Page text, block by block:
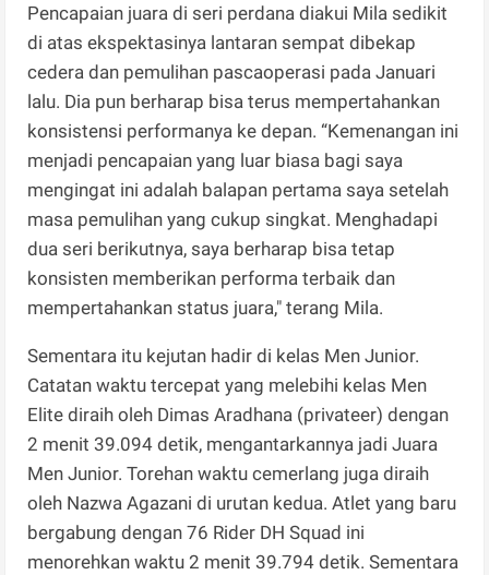
Pencapaian juara di seri perdana diakui Mila sedikit
di atas ekspektasinya lantaran sempat dibekap
cedera dan pemulihan pascaoperasi pada Januari
lalu. Dia pun berharap bisa terus mempertahankan
konsistensi performanya ke depan. “Kemenangan ini
menjadi pencapaian yang luar biasa bagi saya
mengingat ini adalah balapan pertama saya setelah
masa pemulihan yang cukup singkat. Menghadapi
dua seri berikutnya, saya berharap bisa tetap
konsisten memberikan performa terbaik dan
mempertahankan status juara," terang Mila.
Sementara itu kejutan hadir di kelas Men Junior.
Catatan waktu tercepat yang melebihi kelas Men
Elite diraih oleh Dimas Aradhana (privateer) dengan
2 menit 39.094 detik, mengantarkannya jadi Juara
Men Junior. Torehan waktu cemerlang juga diraih
oleh Nazwa Agazani di urutan kedua. Atlet yang baru
bergabung dengan 76 Rider DH Squad ini
menorehkan waktu 2 menit 39.794 detik. Sementara